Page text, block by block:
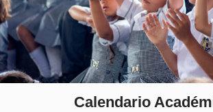
Calendario